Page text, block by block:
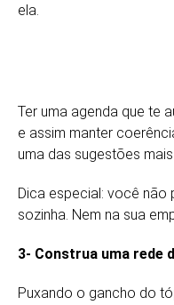
ela.
Ter uma agenda que te
e assim manter
uma das sugestões
Dica especial: você
sozinha. Nem na sua
3- Construa uma rede
Puxando o gancho do